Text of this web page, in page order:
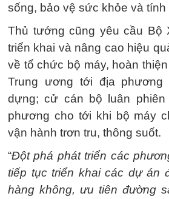
sống, bảo vệ sức khỏe và
Thủ tướng cũng yêu cầu Bộ
triển khai và nâng cao hiệu
về tổ chức bộ máy, hoàn
Trung ương tới địa phương
dựng; cử cán bộ luân
phương cho tới khi bộ máy
vận hành trơn tru, thông suốt.
“Đột phá phát triển các
tiếp tục triển khai các dự án
hàng không, ưu tiên đường